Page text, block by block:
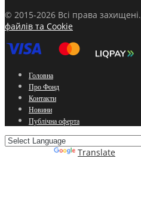
© 2015-2026 Всі права захищені.
файлів та Cookie
Головна
Про Фонд
Контакти
Новини
Публічна оферта
Translate